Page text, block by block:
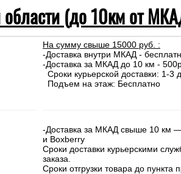
области (до 10км от
На сумму свыше 15000 руб. :
-Доставка внутри МКАД -
-Доставка за МКАД до 10 км -
Сроки курьерской доставки: 1-3
Подъем на этаж: Бесплатно
-Доставка за МКАД свыше 10 км —
и Boxberry
Сроки доставки курьерскими
заказа.
Сроки отгрузки товара до пункта